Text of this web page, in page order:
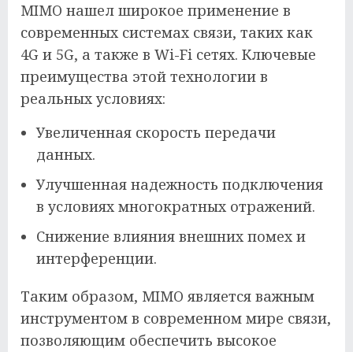
MIMO нашел широкое применение в
современных системах связи, таких как
4G и 5G, а также в Wi-Fi сетях. Ключевые
преимущества этой технологии в
реальных условиях:
Увеличенная скорость передачи
данных.
Улучшенная надежность подключения
в условиях многократных отражений.
Снижение влияния внешних помех и
интерференции.
Таким образом, MIMO является важным
инструментом в современном мире связи,
позволяющим обеспечить высокое